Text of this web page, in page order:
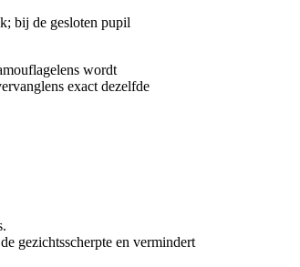
bij de gesloten pupil
wordt
exact dezelfde
gezichtsscherpte en vermindert